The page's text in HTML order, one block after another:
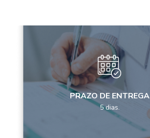
PRAZO DE ENTREGA
5 dias.